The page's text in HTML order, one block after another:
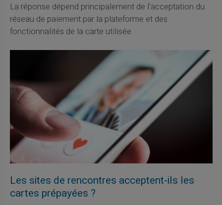
La réponse dépend principalement de l'acceptation du
réseau de paiement par la plateforme et des
fonctionnalités de la carte utilisée.
Les sites de rencontres acceptent-ils les
cartes prépayées ?